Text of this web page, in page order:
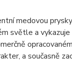
medovou
světle a
a současně